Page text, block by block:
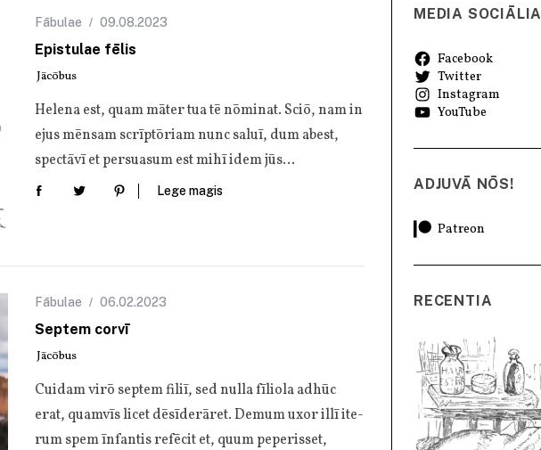
Fābulae 09.08.2023
Epistulae fēlis
Jācōbus
Hele­na est, quam māter tua tē nōmi­nat. Sciō, nam in
ejus mēn­sam scrīp­tō­riam nunc sal­uī, dum abest,
spec­tā­vī et per­sua­sum est mihī idem jūs…
Lege magis
Fābulae 06.02.2023
Septem corvī
Jācōbus
Cui­dam virō sep­tem filiī, sed nul­la fīlio­la adhūc
erat, quam­vīs licet dēsī­de­rā­ret. Demum uxor illī ite­
rum spem īnfan­tis refē­cit et, quum pepe­ris­set,
MEDIA SOCIĀLIA
Facebook
Twitter
Instagram
YouTube
ADJUVĀ NŌS!
Patreon
RECENTIA